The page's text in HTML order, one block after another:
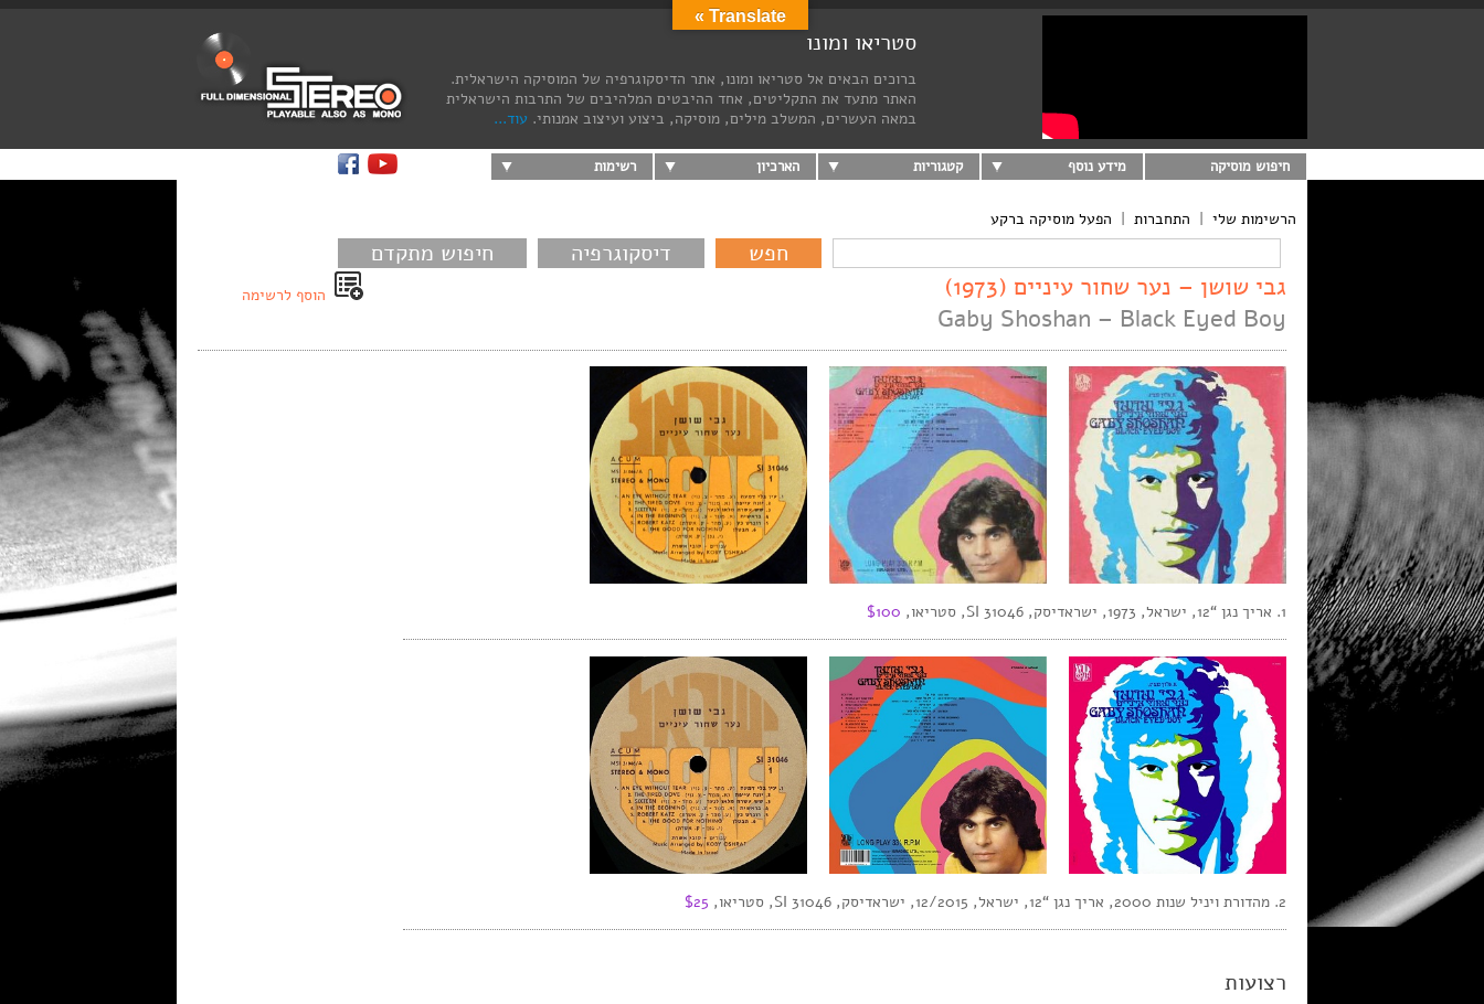
סטריאו ומונו
ברוכים הבאים אל סטריאו ומונו, אתר הדיסקוגרפיה של המוסיקה הישראלית.
האתר מתעד את התקליטים, אחד ההיבטים המלהיבים של התרבות הישראלית
במאה העשרים, המשלב מילים, מוסיקה, ביצוע ועיצוב אמנותי. עוד...
חיפוש מוסיקה מידע נוסף קטגוריות הארכיון רשימות
הרשימות שלי | התחברות | הפעל מוסיקה ברקע
דיסקוגרפיה חיפוש מתקדם
הוסף לרשימה
גבי שושן – נער שחור עיניים (1973)
Gaby Shoshan – Black Eyed Boy
1. אריך נגן “12, ישראל, 1973, ישראדיסק, SI 31046, סטריאו, $100
2. מהדורת ויניל שנות 2000, אריך נגן “12, ישראל, 12/2015, ישראדיסק, SI 31046, סטריאו, $25
רצועות
Translate »